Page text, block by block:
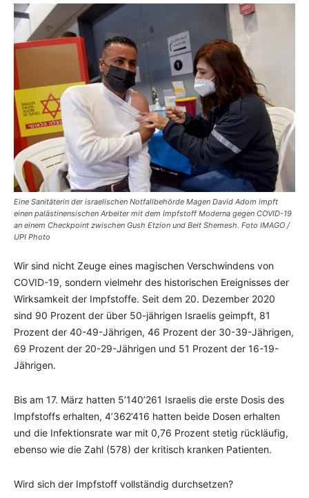
Eine Sanitäterin der israelischen Notfallbehörde Magen David Adom impft
einen palästinensischen Arbeiter mit dem Impfstoff Moderna gegen COVID-19
an einem Checkpoint zwischen Gush Etzion und Beit Shemesh. Foto IMAGO /
UPI Photo
Wir sind nicht Zeuge eines magischen Verschwindens von
COVID-19, sondern vielmehr des historischen Ereignisses der
Wirksamkeit der Impfstoffe. Seit dem 20. Dezember 2020
sind 90 Prozent der über 50-jährigen Israelis geimpft, 81
Prozent der 40-49-Jährigen, 46 Prozent der 30-39-Jährigen,
69 Prozent der 20-29-Jährigen und 51 Prozent der 16-19-
Jährigen.
Bis am 17. März hatten 5’140’261 Israelis die erste Dosis des
Impfstoffs erhalten, 4’362’416 hatten beide Dosen erhalten
und die Infektionsrate war mit 0,76 Prozent stetig rückläufig,
ebenso wie die Zahl (578) der kritisch kranken Patienten.
Wird sich der Impfstoff vollständig durchsetzen?